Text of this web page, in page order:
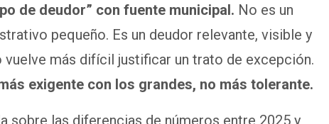
de deudor” con fuente municipal. No es un
pequeño. Es un deudor relevante, visible y
más difícil justificar un trato de excepción.
exigente con los grandes, no más tolerante.
sobre las diferencias de números entre 2025 y